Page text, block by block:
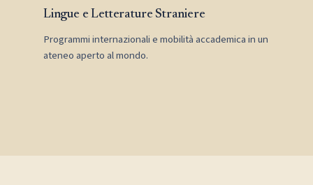
Lingue e Letterature Straniere
Programmi internazionali e mobilità accademica in un
ateneo aperto al mondo.